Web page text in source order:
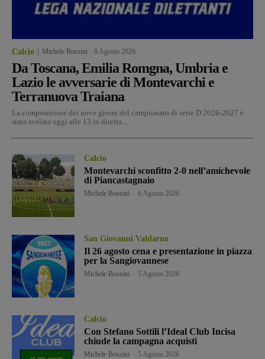
Calcio Michele Bossini 6 Agosto 2026
Da Toscana, Emilia Romgna, Umbria e
Lazio le avversarie di Montevarchi e
Terranuova Traiana
La composizione dei nove gironi del campionato di serie D 2026-2027 è
stata svelata oggi alle 13 in diretta...
Calcio
Montevarchi sconfitto 2-0 nell’amichevole
di Piancastagnaio
Michele Bossini 6 Agosto 2026
San Giovanni Valdarno
Il 26 agosto cena e presentazione in piazza
per la Sangiovannese
Michele Bossini 5 Agosto 2026
Calcio
Con Stefano Sottili l’Ideal Club Incisa
chiude la campagna acquisti
Michele Bossini 5 Agosto 2026